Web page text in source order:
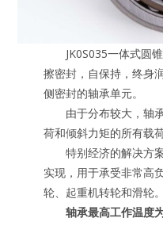
JK0S035一体式圆锥
擦密封，自保持，终身
侧密封的轴承单元。
由于分布较大，轴承
荷和倾斜力矩的所有载荷
特别经济的解决方案
实现，用于承受非常高
轮、起重机转轮和滑轮。
轴承最高工作温度为